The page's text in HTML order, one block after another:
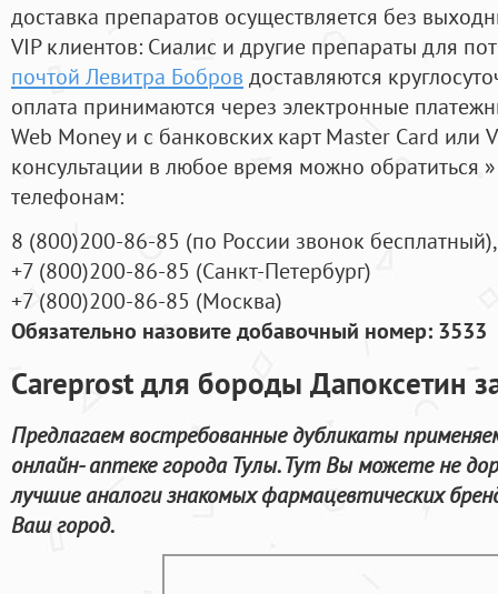
доставка препаратов осуществляется без
VIP клиентов: Сиалис и другие препараты для
почтой Левитра Бобров доставляются
оплата принимаются через электронные
Web Money и с банковских карт Master Card или
консультации в любое время можно обратиться
телефонам:
8 (800)200-86-85 (по России звонок бесплатный),
+7 (800)200-86-85 (Санкт-Петербург)
+7 (800)200-86-85 (Москва)
Обязательно назовите добавочный номер: 3533
Careprost для бороды Дапоксетин
Предлагаем востребованные дубликаты
онлайн- аптеке города Тулы. Тут Вы можете не
лучшие аналоги знакомых фармацевтических
Ваш город.